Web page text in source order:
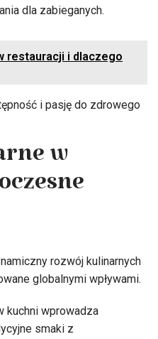
dla zabieganych.
restauracji i dlaczego
i pasję do zdrowego
w
rozwój kulinarnych
globalnymi wpływami.
kuchni wprowadza
smaki z